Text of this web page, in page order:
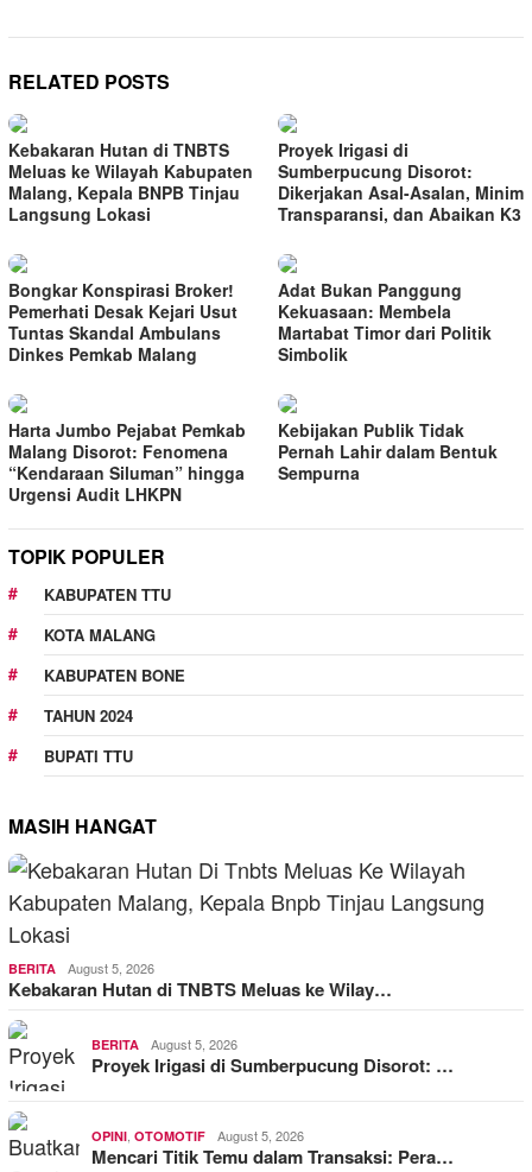
RELATED POSTS
Kebakaran Hutan di TNBTS
Meluas ke Wilayah Kabupaten
Malang, Kepala BNPB Tinjau
Langsung Lokasi
Proyek Irigasi di
Sumberpucung Disorot:
Dikerjakan Asal-Asalan, Minim
Transparansi, dan Abaikan K3
Bongkar Konspirasi Broker!
Pemerhati Desak Kejari Usut
Tuntas Skandal Ambulans
Dinkes Pemkab Malang
Adat Bukan Panggung
Kekuasaan: Membela
Martabat Timor dari Politik
Simbolik
Harta Jumbo Pejabat Pemkab
Malang Disorot: Fenomena
“Kendaraan Siluman” hingga
Urgensi Audit LHKPN
Kebijakan Publik Tidak
Pernah Lahir dalam Bentuk
Sempurna
TOPIK POPULER
KABUPATEN TTU
KOTA MALANG
KABUPATEN BONE
TAHUN 2024
BUPATI TTU
MASIH HANGAT
BERITA August 5, 2026
Kebakaran Hutan di TNBTS Meluas ke Wilay…
BERITA August 5, 2026
Proyek Irigasi di Sumberpucung Disorot: …
OPINI OTOMOTIF August 5, 2026
Mencari Titik Temu dalam Transaksi: Pera…